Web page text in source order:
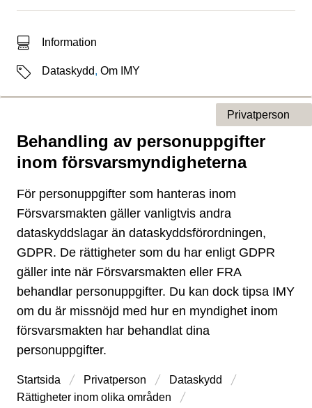
Typ av sökträff
Information
EtiketterDataskydd, Om IMY
Behandling av personuppgifter
inom försvarsmyndigheterna
Typ av sida
Privatperson
För personuppgifter som hanteras inom
Försvarsmakten gäller vanligtvis andra
dataskyddslagar än dataskyddsförordningen,
GDPR. De rättigheter som du har enligt GDPR
gäller inte när Försvarsmakten eller FRA
behandlar personuppgifter. Du kan dock tipsa IMY
om du är missnöjd med hur en myndighet inom
försvarsmakten har behandlat dina
personuppgifter.
Startsida Privatperson
Dataskydd
Rättigheter inom olika områden